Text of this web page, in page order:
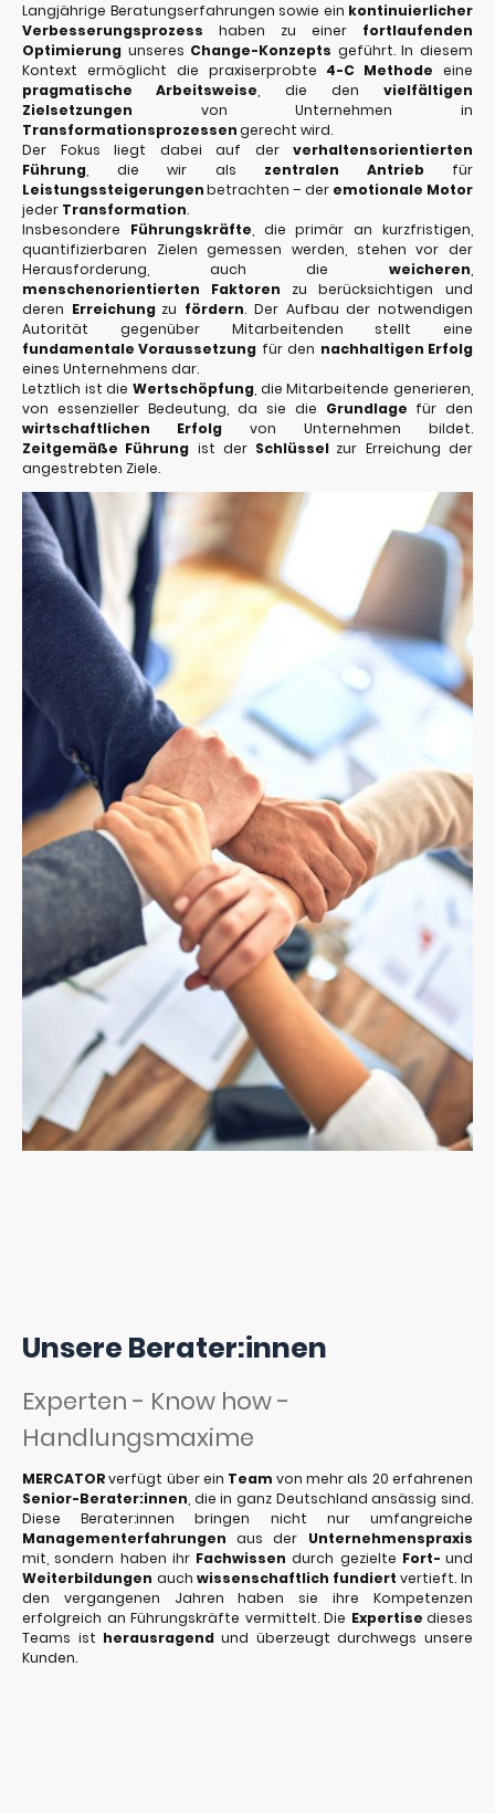
Langjährige Beratungserfahrungen sowie ein kontinuierlicher
Verbesserungsprozess haben zu einer fortlaufenden
Optimierung unseres Change-Konzepts geführt. In diesem
Kontext ermöglicht die praxiserprobte 4-C Methode eine
pragmatische Arbeitsweise , die den vielfältigen
Zielsetzungen von Unternehmen in
Transformationsprozessengerecht wird.
Der Fokus liegt dabei auf der verhaltensorientierten
Führung , die wir als zentralen Antrieb für
Leistungssteigerungenbetrachten – der emotionale Motor
jeder Transformation.
Insbesondere Führungskräfte , die primär an kurzfristigen,
quantifizierbaren Zielen gemessen werden, stehen vor der
Herausforderung, auch die weicheren
menschenorientierten Faktoren zu berücksichtigen und
deren Erreichung zu fördern. Der Aufbau der notwendigen
Autorität gegenüber Mitarbeitenden stellt eine
fundamentale Voraussetzung für den nachhaltigen Erfolg
eines Unternehmens dar.
Letztlich ist die Wertschöpfung , die Mitarbeitende generieren,
von essenzieller Bedeutung, da sie die Grundlage für den
wirtschaftlichen Erfolg von Unternehmen bildet.
Zeitgemäße Führung ist der Schlüssel zur Erreichung der
angestrebten Ziele.
Experten - Know how -
Handlungsmaxime
Unsere Berater:innen
MERCATORverfügt über ein Team von mehr als 20 erfahrenen
Senior-Berater:innen , die in ganz Deutschland ansässig sind.
Diese Berater:innen bringen nicht nur umfangreiche
Managementerfahrungen aus der Unternehmenspraxis
mit, sondern haben ihr Fachwissen durch gezielte Fort- und
Weiterbildungen auchwissenschaftlich fundiert vertieft. In
den vergangenen Jahren haben sie ihre Kompetenzen
erfolgreich an Führungskräfte vermittelt. Die Expertise dieses
Teams ist herausragendund überzeugt durchwegs unsere
Kunden.